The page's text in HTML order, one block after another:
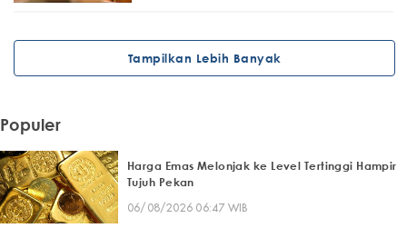
Tampilkan Lebih Banyak
Populer
Harga Emas Melonjak ke Level Tertinggi Hampir
Tujuh Pekan
06/08/2026 06:47 WIB